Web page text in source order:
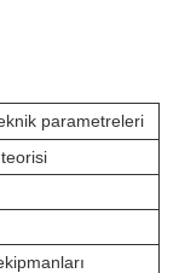
parametreleri
teorisi